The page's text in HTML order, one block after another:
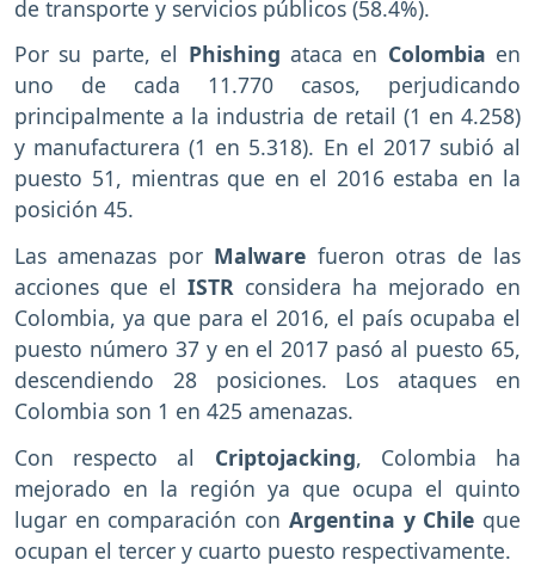
de transporte y servicios públicos (58.4%).
Por su parte, el Phishing ataca en Colombia en
uno de cada 11.770 casos, perjudicando
principalmente a la industria de retail (1 en 4.258)
y manufacturera (1 en 5.318). En el 2017 subió al
puesto 51, mientras que en el 2016 estaba en la
posición 45.
Las amenazas por Malware fueron otras de las
acciones que el ISTR considera ha mejorado en
Colombia, ya que para el 2016, el país ocupaba el
puesto número 37 y en el 2017 pasó al puesto 65,
descendiendo 28 posiciones. Los ataques en
Colombia son 1 en 425 amenazas.
Con respecto al Criptojacking, Colombia ha
mejorado en la región ya que ocupa el quinto
lugar en comparación con Argentina y Chile que
ocupan el tercer y cuarto puesto respectivamente.